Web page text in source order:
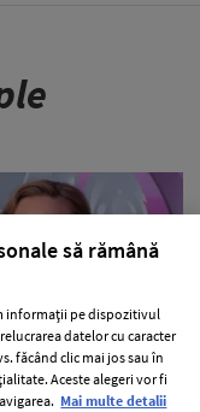
să rămână
informații pe dispozitivul
datelor cu caracter
făcând clic mai jos sau în
Aceste alegeri vor fi
Mai multe detalii